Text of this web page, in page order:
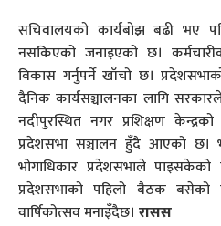
सचिवालयको कार्यबोझ बढी भए
नसकिएको जनाइएको छ।
विकास गर्नुपर्ने खाँचो छ।
दैनिक कार्यसञ्चालनका लागि
नदीपुरस्थित नगर प्रशिक्षण
प्रदेशसभा सञ्चालन हुँदै आएको छ।
भोगाधिकार प्रदेशसभाले
प्रदेशसभाको पहिलो बैठक बसेको
वार्षिकोत्सव मनाइँदैछ। रासस